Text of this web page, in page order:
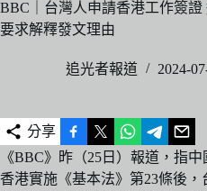
BBC｜台灣人申請香港工作簽
要求解釋發文理由
追光者報道 2024-
分享
《BBC》昨（25日）報道，指
香港實施《基本法》第23條後